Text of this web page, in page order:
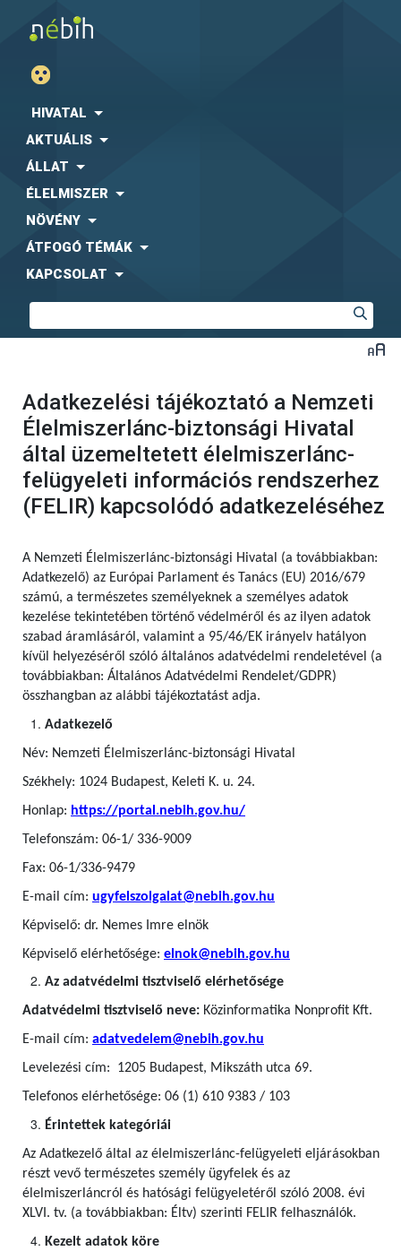
HIVATAL
AKTUÁLIS
ÁLLAT
ÉLELMISZER
NÖVÉNY
ÁTFOGÓ TÉMÁK
KAPCSOLAT
Adatkezelési tájékoztató a Nemzeti
Élelmiszerlánc-biztonsági Hivatal
által üzemeltetett élelmiszerlánc-
felügyeleti információs rendszerhez
(FELIR) kapcsolódó adatkezeléséhez
A Nemzeti Élelmiszerlánc-biztonsági Hivatal (a továbbiakban:
Adatkezelő) az Európai Parlament és Tanács (EU) 2016/679
számú, a természetes személyeknek a személyes adatok
kezelése tekintetében történő védelméről és az ilyen adatok
szabad áramlásáról, valamint a 95/46/EK irányelv hatályon
kívül helyezéséről szóló általános adatvédelmi rendeletével (a
továbbiakban: Általános Adatvédelmi Rendelet/GDPR)
összhangban az alábbi tájékoztatást adja.
Adatkezelő
Név: Nemzeti Élelmiszerlánc-biztonsági Hivatal
Székhely: 1024 Budapest, Keleti K. u. 24.
Honlap: https://portal.nebih.gov.hu/
Telefonszám: 06-1/ 336-9009
Fax: 06-1/336-9479
E-mail cím: ugyfelszolgalat@nebih.gov.hu
Képviselő: dr. Nemes Imre elnök
Képviselő elérhetősége: elnok@nebih.gov.hu
Az adatvédelmi tisztviselő elérhetősége
Adatvédelmi tisztviselő neve: Közinformatika Nonprofit Kft.
E-mail cím: adatvedelem@nebih.gov.hu
Levelezési cím: 1205 Budapest, Mikszáth utca 69.
Telefonos elérhetősége: 06 (1) 610 9383 / 103
Érintettek kategóriái
Az Adatkezelő által az élelmiszerlánc-felügyeleti eljárásokban
részt vevő természetes személy ügyfelek és az
élelmiszerláncról és hatósági felügyeletéről szóló 2008. évi
XLVI. tv. (a továbbiakban: Éltv) szerinti FELIR felhasználók.
Kezelt adatok köre